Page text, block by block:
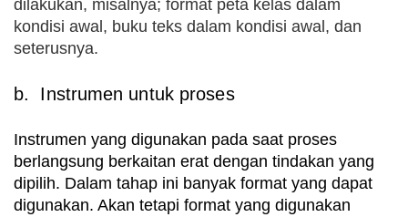
dilakukan, misalnya; format peta kelas dalam
kondisi awal, buku teks dalam kondisi awal, dan
seterusnya.
b. Instrumen untuk proses
Instrumen yang digunakan pada saat proses
berlangsung berkaitan erat dengan tindakan yang
dipilih. Dalam tahap ini banyak format yang dapat
digunakan. Akan tetapi format yang digunakan